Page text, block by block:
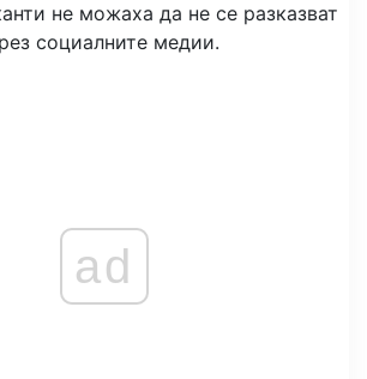
не можаха да не се разказват
социалните медии.
ad